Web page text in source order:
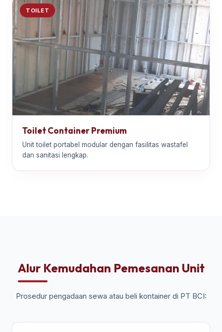
TOILET
Toilet Container Premium
Unit toilet portabel modular dengan fasilitas wastafel
dan sanitasi lengkap.
Alur Kemudahan Pemesanan Unit
Prosedur pengadaan sewa atau beli kontainer di PT BCI: